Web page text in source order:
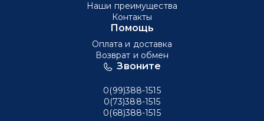
Звоните
0(99)388-1515
0(73)388-1515
0(68)388-1515
Наши преимущества
Контакты
Помощь
Оплата и доставка
Возврат и обмен